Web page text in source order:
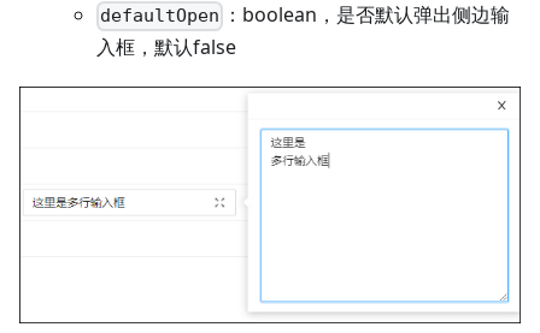
defaultOpen
：boolean，是否默认弹出侧边输
入框，默认false